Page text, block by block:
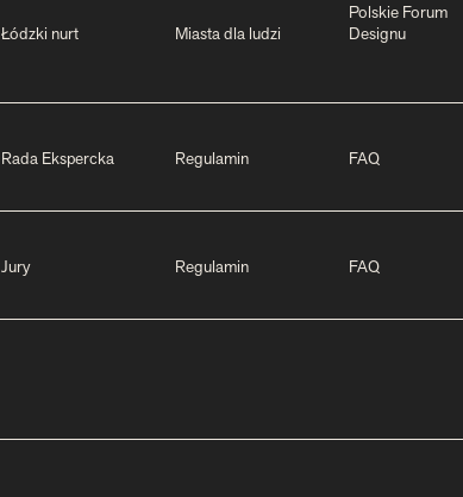
Łódzki nurt Miasta dla ludzi
Polskie Forum
Designu
Rada Ekspercka Regulamin FAQ
Jury Regulamin FAQ